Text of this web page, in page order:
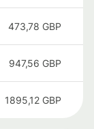
473,78 GBP
947,56 GBP
1895,12 GBP